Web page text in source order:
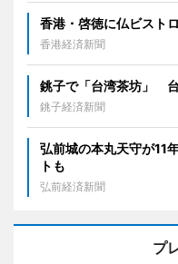
香港・啓徳に仏ビスト
香港経済新聞
銚子で「台湾茶坊」
銚子経済新聞
弘前城の本丸天守が11
トも
弘前経済新聞
プ